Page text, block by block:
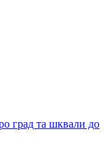
град та шквали до